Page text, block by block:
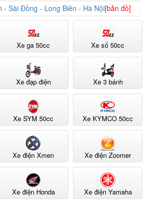
- Sài Đồng - Long Biên - Hà Nội[bản đồ]
Xe ga 50cc Xe số 50cc
Xe đạp điện Xe 3 bánh
Xe SYM 50cc Xe KYMCO 50cc
Xe điện Xmen Xe điện Zoomer
Xe điện Honda Xe điện Yamaha